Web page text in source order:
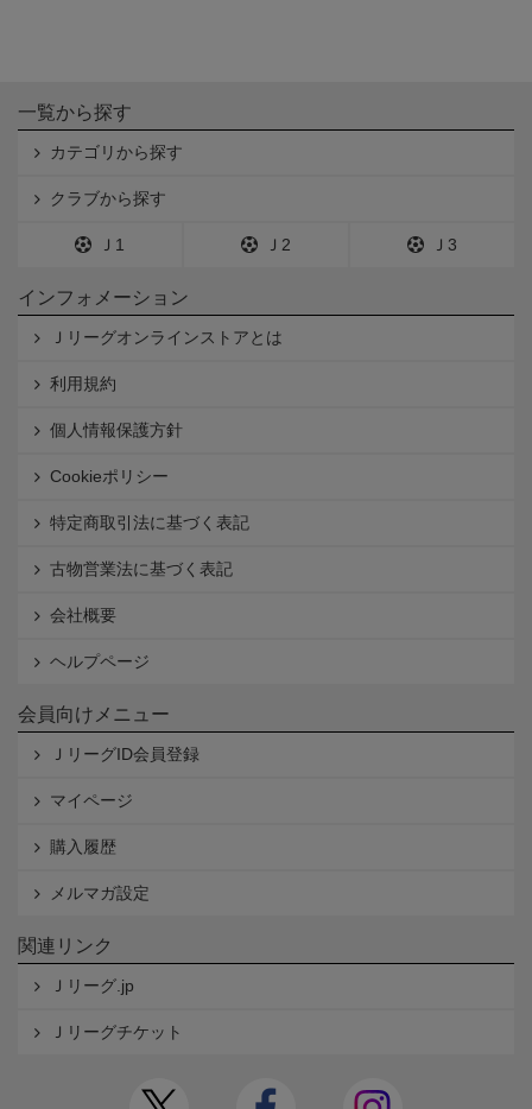
一覧から探す
カテゴリから探す
クラブから探す
Ｊ1 Ｊ2 Ｊ3
インフォメーション
Ｊリーグオンラインストアとは
利用規約
個人情報保護方針
Cookieポリシー
特定商取引法に基づく表記
古物営業法に基づく表記
会社概要
ヘルプページ
会員向けメニュー
ＪリーグID会員登録
マイページ
購入履歴
メルマガ設定
関連リンク
Ｊリーグ.jp
Ｊリーグチケット